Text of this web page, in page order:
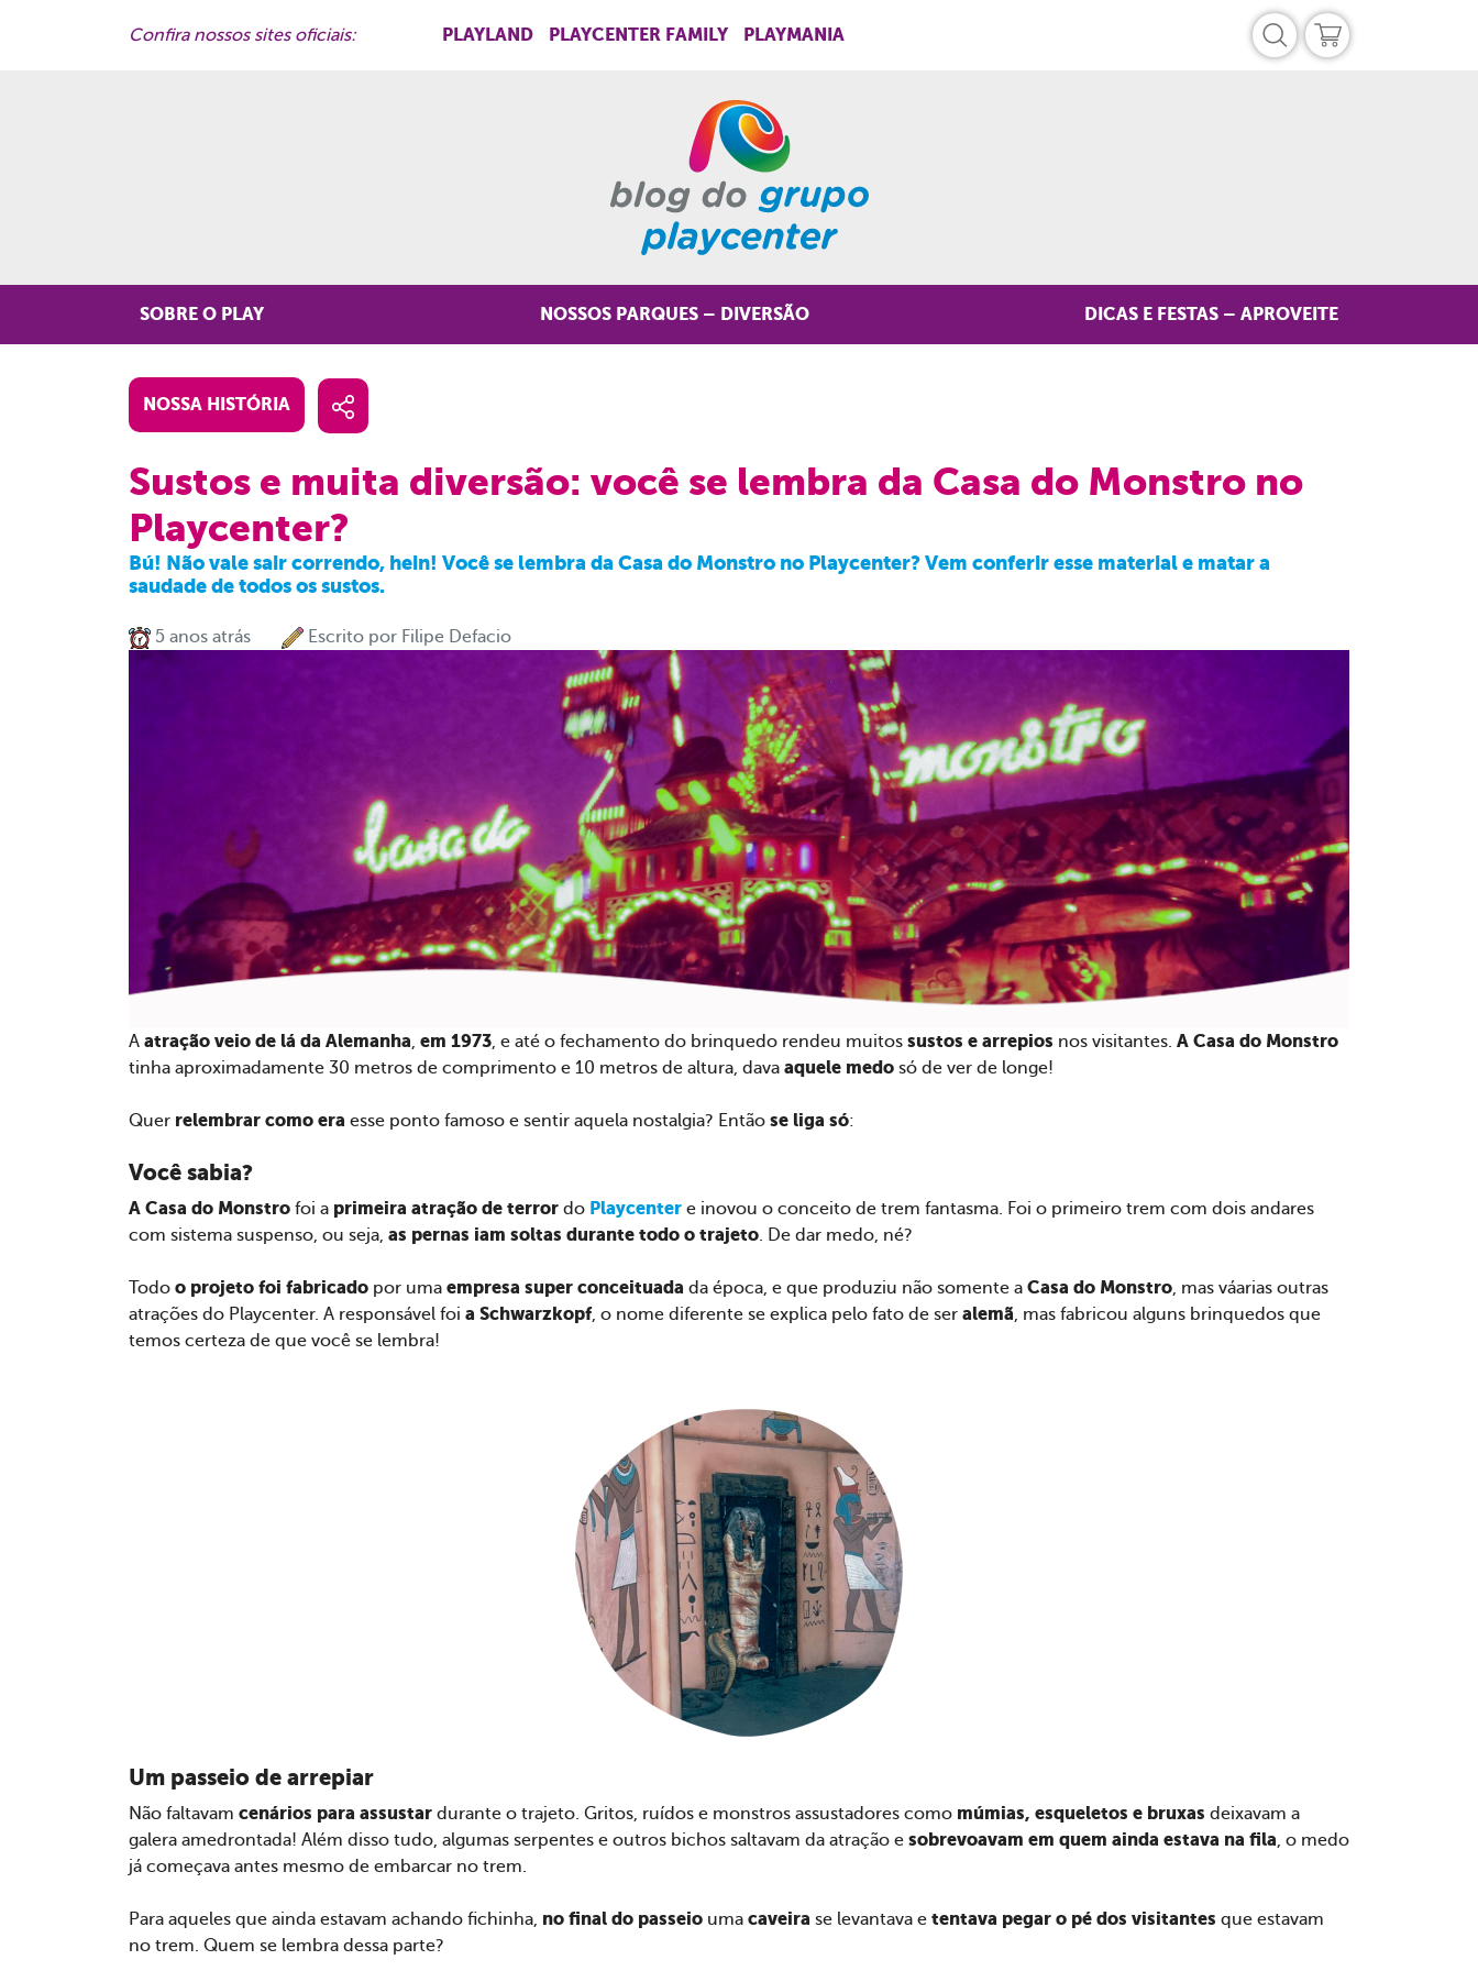
Confira nossos sites oficiais: PLAYLAND PLAYCENTER FAMILY PLAYMANIA
SOBRE O PLAY NOSSOS PARQUES – DIVERSÃO DICAS E FESTAS – APROVEITE
NOSSA HISTÓRIA
Sustos e muita diversão: você se lembra da Casa do Monstro no
Playcenter?
Bú! Não vale sair correndo, hein! Você se lembra da Casa do Monstro no Playcenter? Vem conferir esse material e matar a
saudade de todos os sustos.
5 anos atrás Escrito por Filipe Defacio
A atração veio de lá da Alemanha, em 1973, e até o fechamento do brinquedo rendeu muitos sustos e arrepios nos visitantes. A Casa do Monstro
tinha aproximadamente 30 metros de comprimento e 10 metros de altura, dava aquele medo só de ver de longe!
Quer relembrar como era esse ponto famoso e sentir aquela nostalgia? Então se liga só:
Você sabia?
A Casa do Monstro foi a primeira atração de terror do Playcenter e inovou o conceito de trem fantasma. Foi o primeiro trem com dois andares
com sistema suspenso, ou seja, as pernas iam soltas durante todo o trajeto. De dar medo, né?
Todo o projeto foi fabricado por uma empresa super conceituada da época, e que produziu não somente a Casa do Monstro, mas váarias outras
atrações do Playcenter. A responsável foi a Schwarzkopf, o nome diferente se explica pelo fato de ser alemã, mas fabricou alguns brinquedos que
temos certeza de que você se lembra!
Um passeio de arrepiar
Não faltavam cenários para assustar durante o trajeto. Gritos, ruídos e monstros assustadores como múmias, esqueletos e bruxas deixavam a
galera amedrontada! Além disso tudo, algumas serpentes e outros bichos saltavam da atração e sobrevoavam em quem ainda estava na fila, o medo
já começava antes mesmo de embarcar no trem.
Para aqueles que ainda estavam achando fichinha, no final do passeio uma caveira se levantava e tentava pegar o pé dos visitantes que estavam
no trem. Quem se lembra dessa parte?